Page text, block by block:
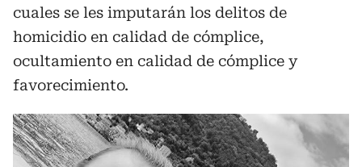
cuales se les imputarán los delitos de
homicidio en calidad de cómplice,
ocultamiento en calidad de cómplice y
favorecimiento.